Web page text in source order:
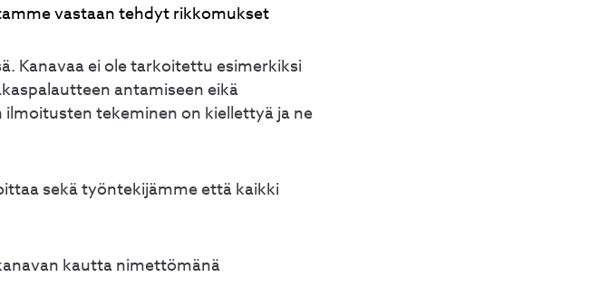
vastaan tehdyt rikkomukset
Kanavaa ei ole tarkoitettu esimerkiksi
antamiseen eikä
tekeminen on kiellettyä ja ne
sekä työntekijämme että kaikki
kautta nimettömänä